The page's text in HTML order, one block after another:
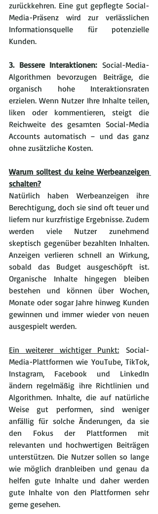
zurückkehren. Eine gut gepflegte Social-
Media-Präsenz wird zur verlässlichen
Informationsquelle für potenzielle
Kunden.
3. Bessere Interaktionen: Social-Media-
Algorithmen bevorzugen Beiträge, die
organisch hohe Interaktionsraten
erzielen. Wenn Nutzer Ihre Inhalte teilen,
liken oder kommentieren, steigt die
Reichweite des gesamten Social-Media
Accounts automatisch – und das ganz
ohne zusätzliche Kosten.
Warum solltest du keine Werbeanzeigen
schalten?
Natürlich haben Werbeanzeigen ihre
Berechtigung, doch sie sind oft teuer und
liefern nur kurzfristige Ergebnisse. Zudem
werden viele Nutzer zunehmend
skeptisch gegenüber bezahlten Inhalten.
Anzeigen verlieren schnell an Wirkung,
sobald das Budget ausgeschöpft ist.
Organische Inhalte hingegen bleiben
bestehen und können über Wochen,
Monate oder sogar Jahre hinweg Kunden
gewinnen und immer wieder von neuen
ausgespielt werden.
Ein weiterer wichtiger Punkt: Social-
Media-Plattformen wie YouTube, TikTok,
Instagram, Facebook und LinkedIn
ändern regelmäßig ihre Richtlinien und
Algorithmen. Inhalte, die auf natürliche
Weise gut performen, sind weniger
anfällig für solche Änderungen, da sie
den Fokus der Plattformen mit
relevanten und hochwertigen Beiträgen
unterstützen. Die Nutzer sollen so lange
wie möglich dranbleiben und genau da
helfen gute Inhalte und daher werden
gute Inhalte von den Plattformen sehr
gerne gesehen.